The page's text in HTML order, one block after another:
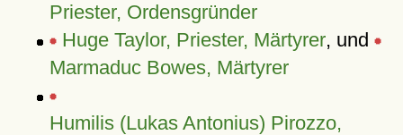
Priester, Ordensgründer
Huge Taylor, Priester, Märtyrer, und
Marmaduc Bowes, Märtyrer
Humilis (Lukas Antonius) Pirozzo,